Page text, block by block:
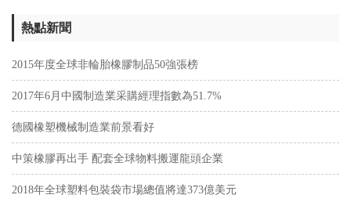
熱點新聞
2015年度全球非輪胎橡膠制品50強張榜
2017年6月中國制造業采購經理指數為51.7%
德國橡塑機械制造業前景看好
中策橡膠再出手 配套全球物料搬運龍頭企業
2018年全球塑料包裝袋市場總值將達373億美元